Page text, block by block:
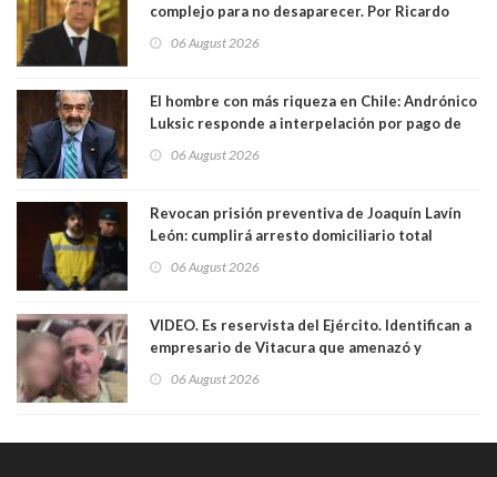
complejo para no desaparecer. Por Ricardo
06 August 2026
El hombre con más riqueza en Chile: Andrónico
Luksic responde a interpelación por pago de
día que me muera”
06 August 2026
Revocan prisión preventiva de Joaquín Lavín
León: cumplirá arresto domiciliario total
06 August 2026
VIDEO. Es reservista del Ejército. Identifican a
empresario de Vitacura que amenazó y
al "ring raja". Se trata de Andrés Arrieta y la
06 August 2026